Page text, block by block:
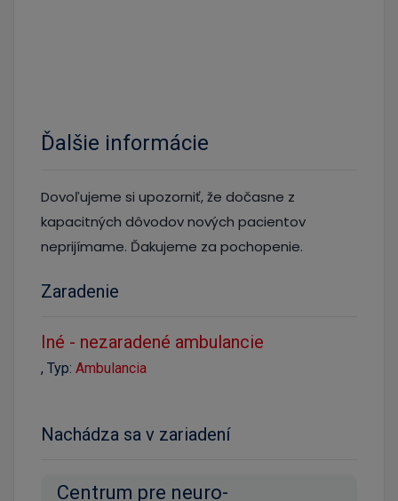
Ďalšie informácie
Dovoľujeme si upozorniť, že dočasne z
kapacitných dôvodov nových pacientov
neprijímame. Ďakujeme za pochopenie.
Zaradenie
Iné - nezaradené ambulancie
, Typ: Ambulancia
Nachádza sa v zariadení
Centrum pre neuro-